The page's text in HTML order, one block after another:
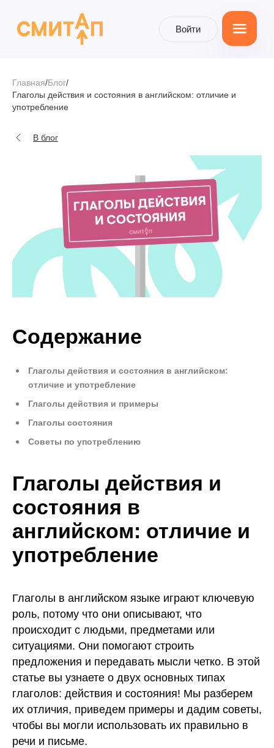
Главная/Блог/
Глаголы действия и состояния в английском: отличие и
употребление
В блог
Содержание
Глаголы действия и состояния в английском:
отличие и употребление
Глаголы действия и примеры
Глаголы состояния
Советы по употреблению
Глаголы действия и
состояния в
английском: отличие и
употребление
Глаголы в английском языке играют ключевую
роль, потому что они описывают, что
происходит с людьми, предметами или
ситуациями. Они помогают строить
предложения и передавать мысли четко. В этой
статье вы узнаете о двух основных типах
глаголов: действия и состояния! Мы разберем
их отличия, приведем примеры и дадим советы,
чтобы вы могли использовать их правильно в
речи и письме.